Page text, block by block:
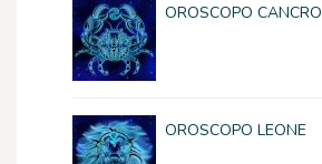
OROSCOPO CANCRO
OROSCOPO LEONE